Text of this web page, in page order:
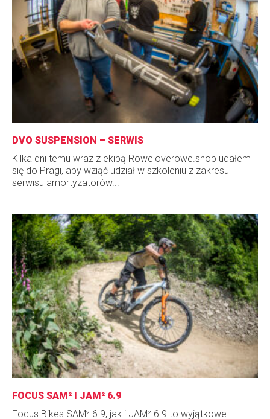
DVO SUSPENSION – SERWIS
Kilka dni temu wraz z ekipą Roweloverowe.shop udałem
się do Pragi, aby wziąć udział w szkoleniu z zakresu
serwisu amortyzatorów...
FOCUS SAM² I JAM² 6.9
Focus Bikes SAM² 6.9, jak i JAM² 6.9 to wyjątkowe